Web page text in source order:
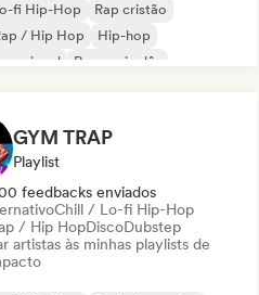
fi Hip-Hop
Rap cristão
/ Hip Hop
Hip-hop
Rap em inglês
German Hip-Hop
GYM TRAP
Playlist
feedbacks enviados
Chill / Lo-fi Hip-Hop
/ Hip HopDiscoDubstep
artistas às minhas playlists de